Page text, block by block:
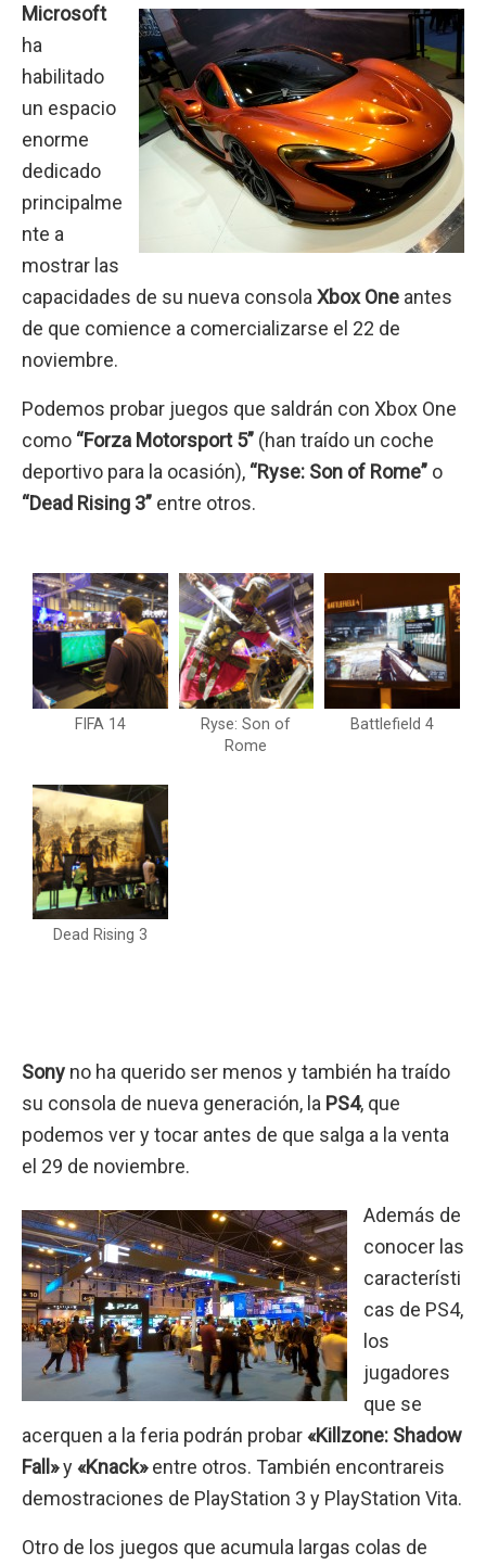
Microsoft
ha
habilitado
un espacio
enorme
dedicado
principalme
nte a
mostrar las
capacidades de su nueva consola Xbox One antes
de que comience a comercializarse el 22 de
noviembre.
Podemos probar juegos que saldrán con Xbox One
como “Forza Motorsport 5” (han traído un coche
deportivo para la ocasión), “Ryse: Son of Rome” o
“Dead Rising 3” entre otros.
FIFA 14
Ryse: Son of
Rome
Battlefield 4
Dead Rising 3
Sony no ha querido ser menos y también ha traído
su consola de nueva generación, la PS4, que
podemos ver y tocar antes de que salga a la venta
el 29 de noviembre.
Además de
conocer las
característi
cas de PS4,
los
jugadores
que se
acerquen a la feria podrán probar«Killzone: Shadow
Fall»y«Knack»entre otros. También encontrareis
demostraciones de PlayStation 3 y PlayStation Vita.
Otro de los juegos que acumula largas colas de